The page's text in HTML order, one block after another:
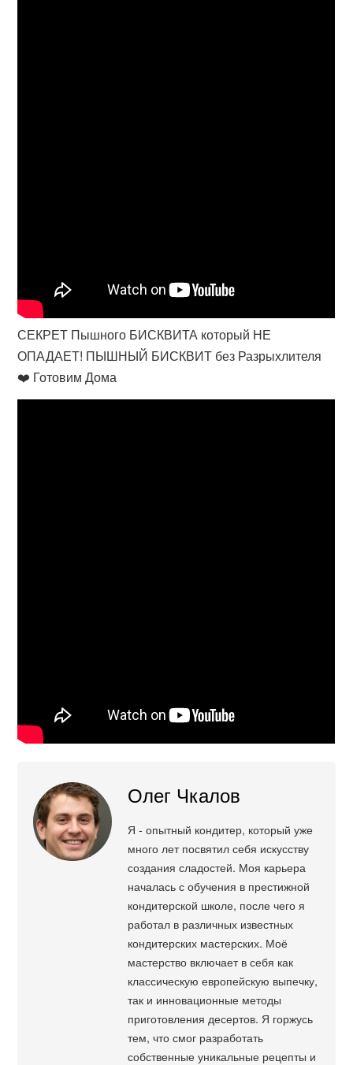
СЕКРЕТ Пышного БИСКВИТА который НЕ
ОПАДАЕТ! ПЫШНЫЙ БИСКВИТ без Разрыхлителя
❤️ Готовим Дома
Олег Чкалов
Я - опытный кондитер, который уже
много лет посвятил себя искусству
создания сладостей. Моя карьера
началась с обучения в престижной
кондитерской школе, после чего я
работал в различных известных
кондитерских мастерских. Моё
мастерство включает в себя как
классическую европейскую выпечку,
так и инновационные методы
приготовления десертов. Я горжусь
тем, что смог разработать
собственные уникальные рецепты и